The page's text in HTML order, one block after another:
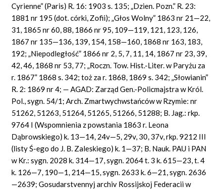
Cyrienne” (Paris) R. 16: 1903 s. 135; „Dzien. Pozn.” R. 23:
1881 nr 195 (dot. córki, Zofii); „Głos Wolny” 1863 nr 21—22,
31, 1865 nr 60, 88, 1866 nr 95, 109—119, 121, 123, 126,
1867 nr 135—136, 139, 154, 158—160, 1868 nr 163, 183,
192; „Niepodległość” 1866 nr 2, 5, 7, 11, 14, 1867 nr 23, 39,
42, 46, 1868 nr 53, 77; „Roczn. Tow. Hist.-Liter. w Paryżu za
r. 1867” 1868 s. 342; toż za r. 1868, 1869 s. 342; „Słowianin”
R. 2: 1869 nr 4; — AGAD: Zarząd Gen.-Policmajstra w Król.
Pol., sygn. 54/1; Arch. Zmartwychwstańców w Rzymie: nr
51262, 51263, 51264, 51265, 51266, 51288; B. Jag.: rkp.
9764 I (Wspomnienia z powstania 1863 r. Leona
Dąbrowskiego) k. 13—14, 24v—5, 29v, 30, 37v, rkp. 9212 III
(listy Ś-ego do J. B. Zaleskiego) k. 1—37; B. Nauk. PAU i PAN
w Kr.: sygn. 2028 k. 314—17, sygn. 2064 t. 3 k. 615—23, t. 4
k. 126—7, 190—1, 214—15, sygn. 2633 k. 6—21, sygn. 2636
—2639; Gosudarstvennyj archiv Rossijskoj Federacii w